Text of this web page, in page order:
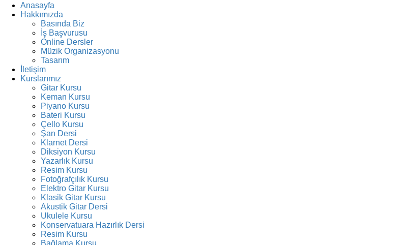
Anasayfa
Hakkımızda
Basında Biz
İş Başvurusu
Online Dersler
Müzik Organizasyonu
Tasarım
İletişim
Kurslarımız
Gitar Kursu
Keman Kursu
Piyano Kursu
Bateri Kursu
Çello Kursu
Şan Dersi
Klarnet Dersi
Diksiyon Kursu
Yazarlık Kursu
Resim Kursu
Fotoğrafçılık Kursu
Elektro Gitar Kursu
Klasik Gitar Kursu
Akustik Gitar Dersi
Ukulele Kursu
Konservatuara Hazırlık Dersi
Resim Kursu
Bağlama Kursu